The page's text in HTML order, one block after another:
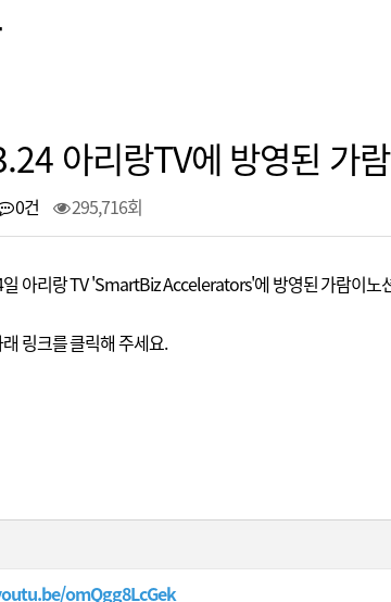
아리랑TV에 방영된 가
0건 295,716회
아리랑 TV 'SmartBiz Accelerators'에 방영된 가람이노
링크를 클릭해 주세요.
omQgg8LcGek